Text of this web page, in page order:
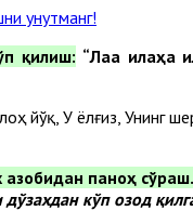
қилиш: “Лаа илаҳа
йўқ, У ёлғиз, Унинг
азобидан паноҳ
кўп озод